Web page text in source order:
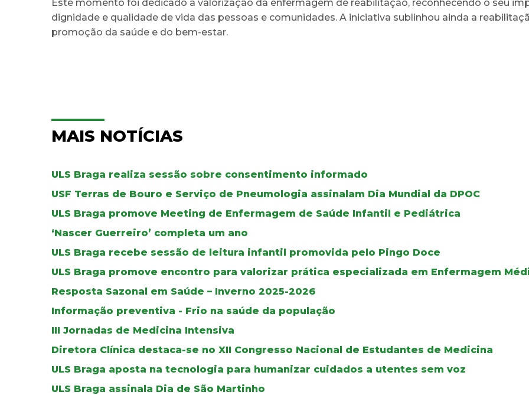
Este momento foi dedicado à valorização da enfermagem de reabilitação, reconhecendo o seu
dignidade e qualidade de vida das pessoas e comunidades. A iniciativa sublinhou ainda a
promoção da saúde e do bem-estar.
MAIS NOTÍCIAS
ULS Braga realiza sessão sobre consentimento informado
USF Terras de Bouro e Serviço de Pneumologia assinalam Dia Mundial da DPOC
ULS Braga promove Meeting de Enfermagem de Saúde Infantil e Pediátrica
‘Nascer Guerreiro’ completa um ano
ULS Braga recebe sessão de leitura infantil promovida pelo Pingo Doce
ULS Braga promove encontro para valorizar prática especializada em Enfermagem
Resposta Sazonal em Saúde – Inverno 2025-2026
Informação preventiva - Frio na saúde da população
III Jornadas de Medicina Intensiva
Diretora Clínica destaca-se no XII Congresso Nacional de Estudantes de Medicina
ULS Braga aposta na tecnologia para humanizar cuidados a utentes sem voz
ULS Braga assinala Dia de São Martinho